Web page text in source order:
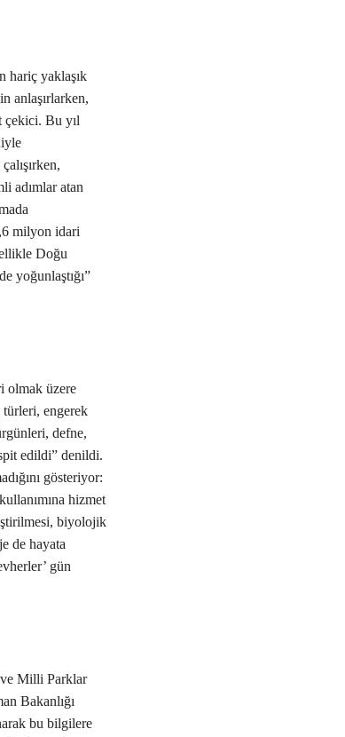
hariç yaklaşık
anlaşırlarken,
çekici. Bu yıl
adımlar atan
milyon idari
Doğu
yoğunlaştığı”
olmak üzere
engerek
defne,
edildi” denildi.
gösteriyor:
hizmet
biyolojik
de hayata
gün
ve Milli Parklar
Bakanlığı
bu bilgilere